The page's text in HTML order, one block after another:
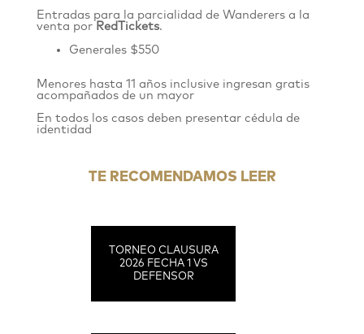
Entradas para la parcialidad de Wanderersa la
venta por RedTickets.
Generales $550
Menores hasta 11 años inclusive ingresan gratis
acompañados de un mayor
En todos los casos deben presentar cédula de
identidad
TE RECOMENDAMOS LEER
TORNEO CLAUSURA
2026 FECHA 1 VS
DEFENSOR